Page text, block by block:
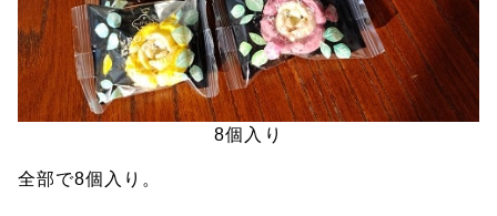
8個入り
全部で8個入り。